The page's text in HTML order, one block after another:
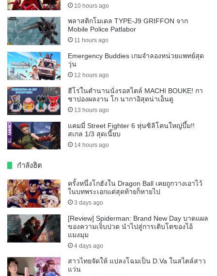
10 hours ago
พลาสติกโมเดล TYPE-J9 GRIFFON จาก
Mobile Police Patlabor
11 hours ago
Emergency Buddies เกมจำลองหน่วยแพทย์สุด
วุ่น
12 hours ago
ฮีโร่ในตำนานนั่งรอสไตล์ MACHI BOUKE! กา
ชาปองผลงาน โก นากาอิสุดน่าเอ็นดู
13 hours ago
แคมมี่ Street Fighter 6 หุ่นซิลิโคนใหญ่บึ้ม!!
สเกล 1/3 สุดเนี๊ยบ
14 hours ago
กำลังฮิต
ครั้งหนึ่งโกฮังใน Dragon Ball เคยถูกวางเอาไว้
ในบทพระเอกแต่สุดท้ายก็หายไป
3 days ago
[Review] Spiderman: Brand New Day บาดแผล
ของความเจ็บปวด นำไปสู่การเติบโตของไอ้
แมงมุม
4 days ago
สาวไทยจัดให้ แปลงโฉมเป็น D.Va ในสไตล์สาว
แว่น